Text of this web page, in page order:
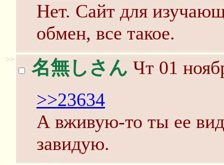
Нет. Сайт для
обмен, все такое.
>> 名無しさん Чт 01
>>23634
А вживую-то ты ее
завидую.